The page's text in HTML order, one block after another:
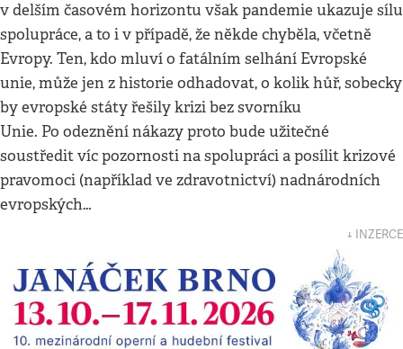
v delším časovém horizontu však pandemie ukazuje sílu
spolupráce, a to i v případě, že někde chyběla, včetně
Evropy. Ten, kdo mluví o fatálním selhání Evropské
unie, může jen z historie odhadovat, o kolik hůř, sobecky
by evropské státy řešily krizi bez svorníku
Unie. Po odeznění nákazy proto bude užitečné
soustředit víc pozornosti na spolupráci a posílit krizové
pravomoci (například ve zdravotnictví) nadnárodních
evropských…
↓ INZERCE